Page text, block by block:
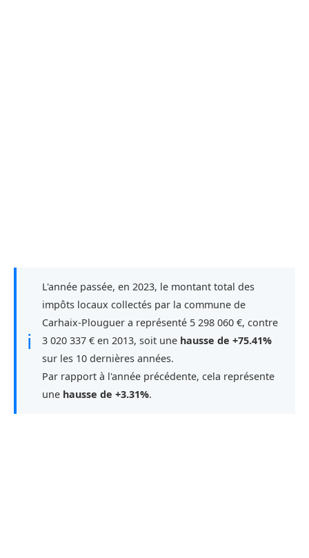
ℹ
L'année passée, en 2023, le montant total des
impôts locaux collectés par la commune de
Carhaix-Plouguer a représenté 5 298 060 €, contre
3 020 337 € en 2013, soit une hausse de +75.41%
sur les 10 dernières années.
Par rapport à l'année précédente, cela représente
une hausse de +3.31%.